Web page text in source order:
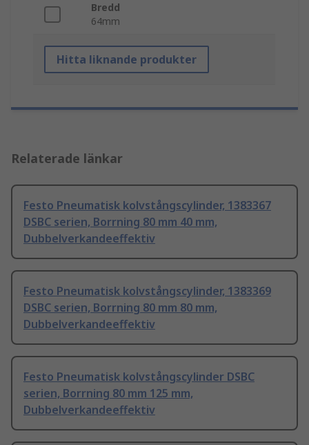
Bredd
64mm
Hitta liknande produkter
Relaterade länkar
Festo Pneumatisk kolvstångscylinder, 1383367
DSBC serien, Borrning 80 mm 40 mm,
Dubbelverkandeeffektiv
Festo Pneumatisk kolvstångscylinder, 1383369
DSBC serien, Borrning 80 mm 80 mm,
Dubbelverkandeeffektiv
Festo Pneumatisk kolvstångscylinder DSBC
serien, Borrning 80 mm 125 mm,
Dubbelverkandeeffektiv